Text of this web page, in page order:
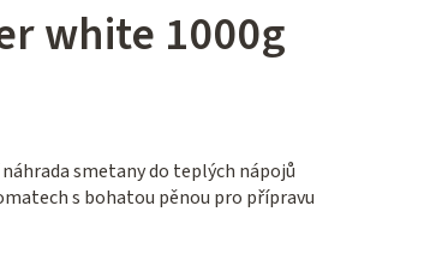
white 1000g
smetany do teplých nápojů
s bohatou pěnou pro přípravu